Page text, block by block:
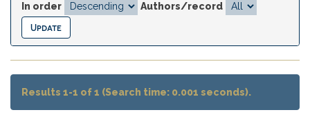
In order
Authors/record
Results 1-1 of 1 (Search time: 0.001 seconds).